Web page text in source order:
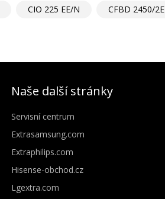
CIO 225 EE/N CFBD 2450/2E
Naše další stránky
Servisní centrum
Extrasamsung.com
Extraphilips.com
Hisense-obchod.cz
Lgextra.com